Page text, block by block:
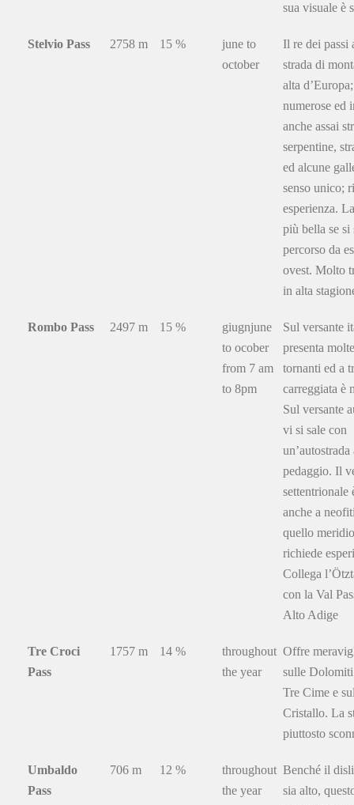
sua visuale è
Stelvio Pass 2758 m 15 %
june to
october
Il re dei passi
strada di
alta
numerose ed
anche assai
serpentine,
ed alcune
senso unico;
esperienza.
più bella se si
percorso da
ovest. Molto
in alta
Rombo Pass 2497 m 15 %
giugnjune
to ocober
from 7 am
to 8pm
Sul versante
presenta
tornanti ed a
carreggiata è
Sul versante
vi si sale con
un’autostrada
pedaggio. Il
settentrionale
anche a
quello
richiede
Collega
con la Val
Alto Adige
Tre Croci
Pass
1757 m 14 %
throughout
the year
Offre
sulle
Tre Cime e
Cristallo. La
piuttosto
Umbaldo
Pass
706 m 12 %
throughout
the year
Benché il
sia alto,